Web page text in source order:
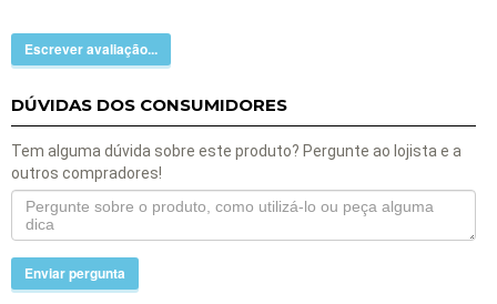
Escrever avaliação...
DÚVIDAS DOS CONSUMIDORES
Tem alguma dúvida sobre este produto? Pergunte ao lojista e a
outros compradores!
Enviar pergunta